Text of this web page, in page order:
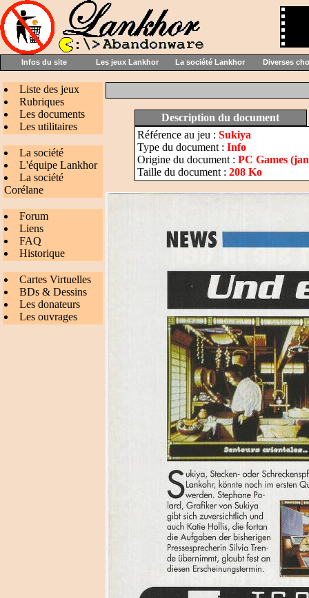
Infos du site Les jeux Lankhor La société Lankhor Diverses
Liste des jeux
Rubriques
Les documents
Les utilitaires
La société
L'équipe Lankhor
La société
Corélane
Forum
Liens
FAQ
Historique
Cartes Virtuelles
BDs & Dessins
Les donateurs
Les ouvrages
Description du document
Référence au jeu : Sukiya
Type du document : Info
Origine du document : PC Games
Taille du document : 208 Ko